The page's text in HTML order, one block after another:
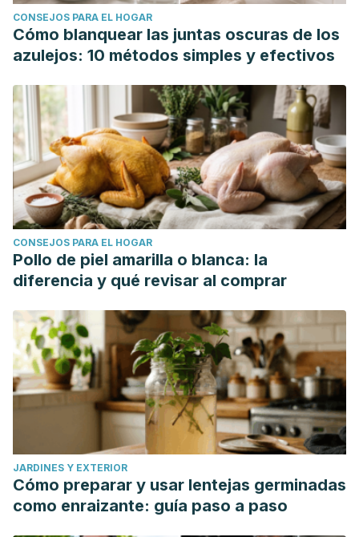
CONSEJOS PARA EL HOGAR
Cómo blanquear las juntas oscuras de los
azulejos: 10 métodos simples y efectivos
CONSEJOS PARA EL HOGAR
Pollo de piel amarilla o blanca: la
diferencia y qué revisar al comprar
JARDINES Y EXTERIOR
Cómo preparar y usar lentejas germinadas
como enraizante: guía paso a paso